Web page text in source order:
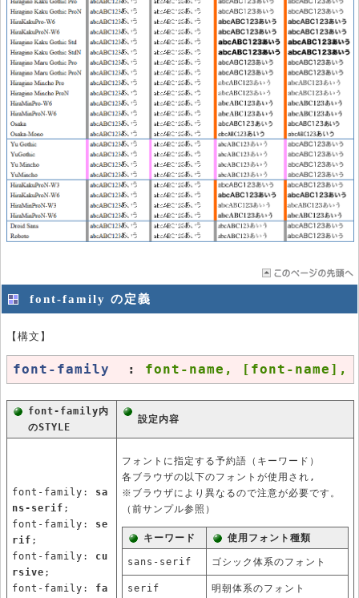
font-family の定義
【構文】
font-family : font-name, [font-
font-family内
のSTYLE
設定内容
font-family: sa
ns-serif ;
font-family: se
rif ;
font-family: cu
rsive ;
font-family: fa
フォントに指定する予約語（キーワード）
各ブラウザの以下のフォントが使用され,
※ブラウザにより異なるので注意が必要です。
（前サンプル参照）
キーワード 使用フォント種類
sans-serif ゴシック体系のフォント
serif 明朝体系のフォント